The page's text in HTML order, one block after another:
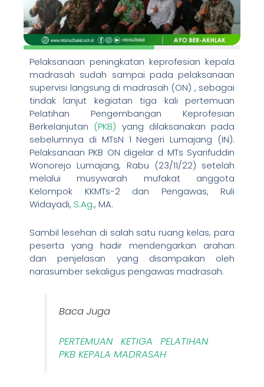
Pelaksanaan peningkatan keprofesian kepala
madrasah sudah sampai pada pelaksanaan
supervisi langsung di madrasah (ON) , sebagai
tindak lanjut kegiatan tiga kali pertemuan
Pelatihan Pengembangan Keprofesian
Berkelanjutan (PKB) yang dilaksanakan pada
sebelumnya di MTsN 1 Negeri Lumajang (IN).
Pelaksanaan PKB ON digelar d MTs Syarifuddin
Wonorejo Lumajang, Rabu (23/11/22) setelah
melalui musywarah mufakat anggota
Kelompok KKMTs-2 dan Pengawas, Ruli
Widayadi, S.Ag., MA.
Sambil lesehan di salah satu ruang kelas, para
peserta yang hadir mendengarkan arahan
dan penjelasan yang disampaikan oleh
narasumber sekaligus pengawas madrasah.
Baca Juga
PERTEMUAN KETIGA PELATIHAN
PKB KEPALA MADRASAH